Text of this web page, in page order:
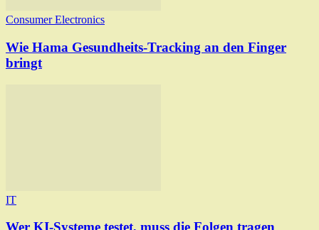
Consumer Electronics
Wie Hama Gesundheits-Tracking an den Finger
bringt
IT
Wer KI-Systeme testet, muss die Folgen tragen